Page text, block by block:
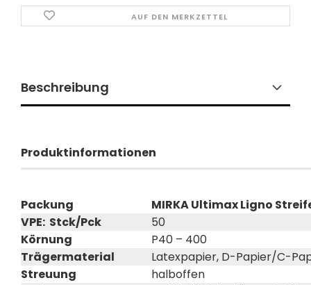
AUF DEN MERKZETTEL
Beschreibung
Produktinformationen
Packung
MIRKA Ultimax Ligno
VPE: Stck/Pck
50
Körnung
P40 – 400
Trägermaterial
Latexpapier, D-Papier/C-
Streuung
halboffen